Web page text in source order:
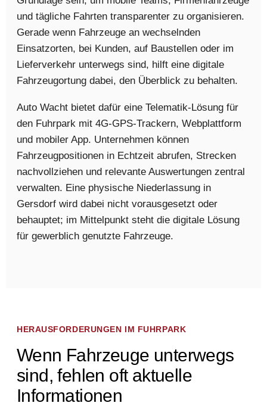
und tägliche Fahrten transparenter zu organisieren.
Gerade wenn Fahrzeuge an wechselnden
Einsatzorten, bei Kunden, auf Baustellen oder im
Lieferverkehr unterwegs sind, hilft eine digitale
Fahrzeugortung dabei, den Überblick zu behalten.
Auto Wacht bietet dafür eine Telematik-Lösung für
den Fuhrpark mit 4G-GPS-Trackern, Webplattform
und mobiler App. Unternehmen können
Fahrzeugpositionen in Echtzeit abrufen, Strecken
nachvollziehen und relevante Auswertungen zentral
verwalten. Eine physische Niederlassung in
Gersdorf wird dabei nicht vorausgesetzt oder
behauptet; im Mittelpunkt steht die digitale Lösung
für gewerblich genutzte Fahrzeuge.
HERAUSFORDERUNGEN IM FUHRPARK
Wenn Fahrzeuge unterwegs
sind, fehlen oft aktuelle
Informationen